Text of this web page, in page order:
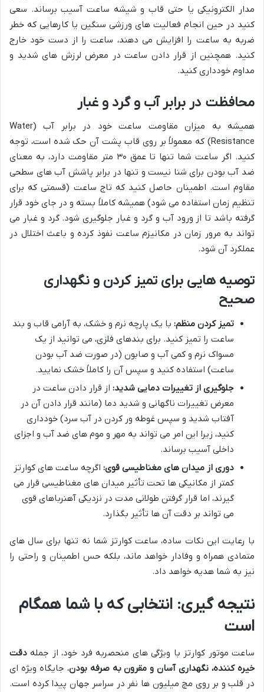
مدار الکترونیکی یا حتی قاب و شیشه ساعت آسیب برساند. سعی
کنید در حین انجام فعالیت های ورزشی سنگین یا کارهایی که خطر
ضربه به ساعت را افزایش می دهند، ساعت را از دست خود خارج
کنید. همچنین از قرار دادن ساعت در معرض لرزش های شدید و
مداوم خودداری کنید.
محافظت در برابر آب و گرد و غبار
همیشه به میزان مقاومت ساعت خود در برابر آب (Water
Resistance) که معمولاً بر روی قاب پشت آن حک شده است، توجه
کنید. اگر ساعت شما تنها تا عمق ۳۰ متر مقاومت دارد، به معنای
ضد آب بودن برای شنا نیست و تنها در برابر پاشش آب های سطحی
مقاوم است. اطمینان حاصل کنید که تاج ساعت (قسمتی که برای
تنظیم زمان استفاده می شود) همیشه کاملاً بسته و در جای خود قرار
گرفته باشد تا از ورود آب و گرد و غبار جلوگیری شود. گرد و غبار می
تواند به مرور زمان در مکانیزم ساعت نفوذ کرده و باعث اختلال در
عملکرد آن شود.
توصیه هایی برای تمیز کردن و نگهداری
صحیح
تمیز کردن منظم: با یک پارچه نرم و خشک، به آرامی قاب و بند
ساعت را تمیز کنید. برای بندهای فلزی، می توانید از یک
مسواک نرم و کمی آب و صابون (در صورت ضد آب بودن
ساعت) استفاده کنید و سپس آن را کاملاً خشک نمایید.
جلوگیری از تغییرات دمایی شدید: از قرار دادن ساعت در
معرض تغییرات ناگهانی و شدید دما (مانند قرار دادن آن در
آفتاب شدید و سپس غوطه ور کردن در آب سرد) خودداری
کنید، زیرا این امر می تواند به مهر و موم های ضد آب و اجزای
داخلی آسیب برساند.
دوری از میدان های مغناطیسی قوی: اگرچه ساعت های کوارتز
کمتر از مکانیکی ها تحت تأثیر میدان های مغناطیسی قرار می
گیرند، اما قرار گرفتن طولانی مدت در نزدیکی آهنرباهای قوی
می تواند بر دقت آن ها تأثیر بگذارد.
با رعایت این نکات ساده، ساعت کوارتز شما نه تنها برای سال های
متمادی همراه و وفادار خواهد ماند، بلکه حس اطمینان و راحتی را
نیز به شما هدیه خواهد داد.
نتیجه گیری: انتخابی که با شما همگام
است
ساعت موتور کوارتز با ویژگی های منحصربه فرد خود، از جمله دقت
خیره کننده، نگهداری آسان و مقرون به صرفه بودن، جایگاه ویژه ای
در قلب و بر روی مچ میلیون ها نفر در سراسر جهان پیدا کرده است.